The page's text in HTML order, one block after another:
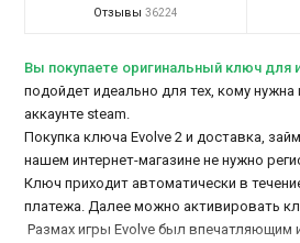
Отзывы 36224
Вы покупаете оригинальный ключ для
подойдет идеально для тех, кому
аккаунте steam.
Покупка ключа Evolve 2 и доставка,
нашем интернет-магазине не нужно
Ключ приходит автоматически в
платежа. Далее можно активировать
Размах игры Evolve был впечатляющим